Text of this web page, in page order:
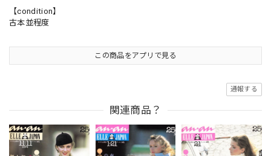
【condition】
古本並程度
この商品をアプリで見る
通報する
関連商品？